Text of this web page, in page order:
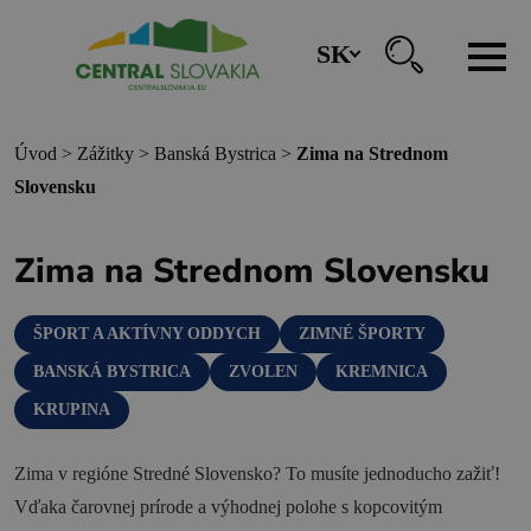
SK
REZERVÁCIA ZÁŽITKOV
Banská Bystrica
Zvolen
Kremnica
Krupina
Úvod > Zážitky > Banská Bystrica > Zima na Strednom
Slovensku
Zima na Strednom Slovensku
ŠPORT A AKTÍVNY ODDYCH ZIMNÉ ŠPORTY
BANSKÁ BYSTRICA ZVOLEN KREMNICA
KRUPINA
Zima v regióne Stredné Slovensko? To musíte jednoducho zažiť!
Vďaka čarovnej prírode a výhodnej polohe s kopcovitým